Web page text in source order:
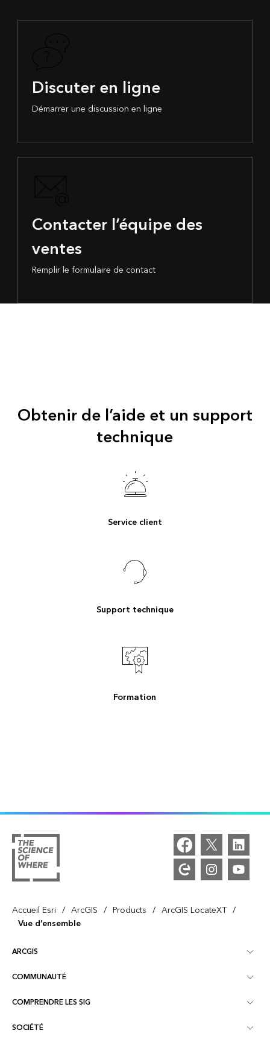
Discuter en ligne
Démarrer une discussion en ligne
Contacter l’équipe des
ventes
Remplir le formulaire de contact
Obtenir de l’aide et un support
technique
Service client
Support technique
Formation
Accueil Esri / ArcGIS / Products / ArcGIS LocateXT /
Vue d’ensemble
ARCGIS
Vue d’ensemble d’ArcGIS
Cartographie
COMMUNAUTÉ
Esri Community
Blog ArcGIS
COMPRENDRE LES SIG
Qu’est-ce qu’un SIG ?
SOCIÉTÉ